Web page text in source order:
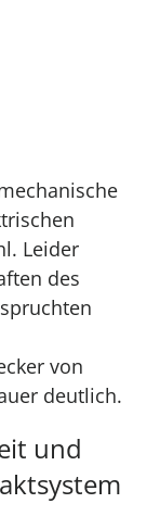
Leider
des
von
deutlich.
und